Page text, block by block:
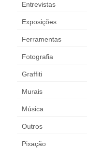
Entrevistas
Exposições
Ferramentas
Fotografia
Graffiti
Murais
Música
Outros
Pixação